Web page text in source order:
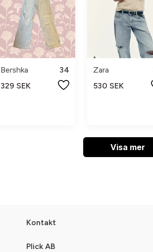
Bershka
34
329 SEK
Zara
530 SEK
Visa mer
Kontakt
Plick AB